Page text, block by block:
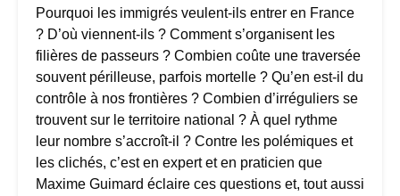
Pourquoi les immigrés veulent-ils entrer en France
? D’où viennent-ils ? Comment s’organisent les
filières de passeurs ? Combien coûte une traversée
souvent périlleuse, parfois mortelle ? Qu’en est-il du
contrôle à nos frontières ? Combien d’irréguliers se
trouvent sur le territoire national ? À quel rythme
leur nombre s’accroît-il ? Contre les polémiques et
les clichés, c’est en expert et en praticien que
Maxime Guimard éclaire ces questions et, tout aussi